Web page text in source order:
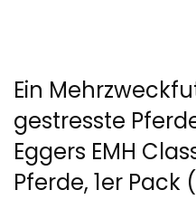
Ein
gestresste
Eggers EMH
Pferde, 1er Pack